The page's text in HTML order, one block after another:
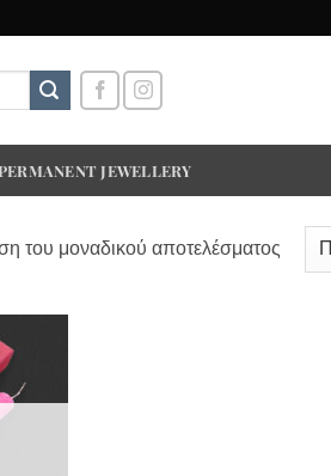
PERMANENT JEWELLERY
του μοναδικού αποτελέσματος